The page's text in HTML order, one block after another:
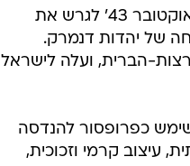
פרופ' קורצווייל, יליד 1931, קופנהגן. עם כוונת שלטונות הכיבוש הגרמני באוקטובר 43' לגרש את
של יהדות דנמרק.
הברית, ועלה לישראל
שימש כפרופסור להנדסה
עיצוב קרמי וזכוכית,